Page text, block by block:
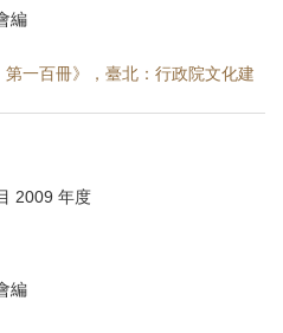
編
第一百冊》，臺北：行政院文化建
2009 年度
編